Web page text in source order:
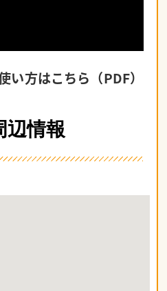
い方はこちら（PDF）
辺情報